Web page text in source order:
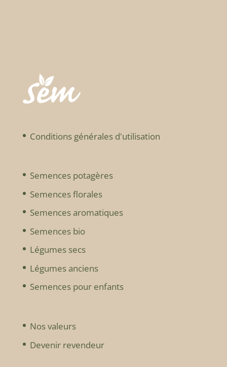
Conditions générales d'utilisation
Semences potagères
Semences florales
Semences aromatiques
Semences bio
Légumes secs
Légumes anciens
Semences pour enfants
Nos valeurs
Devenir revendeur